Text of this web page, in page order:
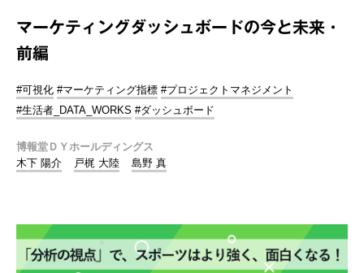
マーケティングダッシュボードの今と未来・
前編
#可視化 #マーケティング指標 #プロジェクトマネジメント
#生活者_DATA_WORKS #ダッシュボード
博報堂ＤＹホールディングス
木下 陽介
戸梶 大陸 島野 真